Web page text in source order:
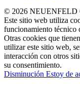
© 2026 NEUENFELD
Este sitio web utiliza
funcionamiento técnico
Otras cookies que
utilizar este sitio web,
interacción con otros
su consentimiento.
Disminución Estoy de